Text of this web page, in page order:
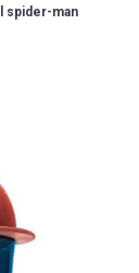
spider-man